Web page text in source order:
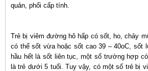
quản, phổi cấp tính.
Trẻ bị viêm đường hô hấp có sốt, ho, chảy
có thể sốt vừa hoặc sốt cao 39 – 40oC, sốt
hầu hết là sốt liên tục, một số trường hợp
là trẻ dưới 5 tuổi. Tuy vậy, có một số trẻ bị